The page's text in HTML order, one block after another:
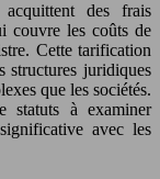
acquittent des frais
couvre les coûts de
Cette tarification
structures juridiques
que les sociétés.
statuts à examiner
avec les